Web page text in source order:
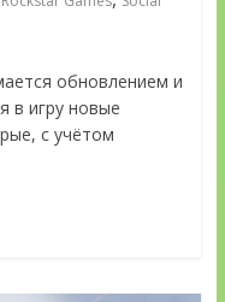
обновлением и
в игру новые
с учётом